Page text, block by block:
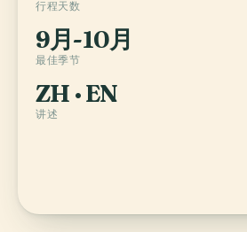
行程天数
9月-10月
最佳季节
ZH · EN
讲述